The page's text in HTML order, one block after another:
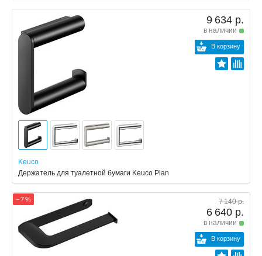
9 634 р.
в наличии
В корзину
Keuco
Держатель для туалетной бумаги Keuco Plan
− 7 % 7 140 р.
6 640 р.
в наличии
В корзину